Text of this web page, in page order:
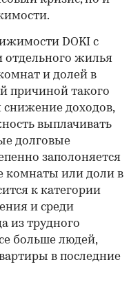
DOKI с
отдельного жилья
и долей в
причиной такого
снижение доходов,
выплачивать
долговые
заполоняется
комнаты или доли в
к категории
и среди
из трудного
больше людей,
в последние